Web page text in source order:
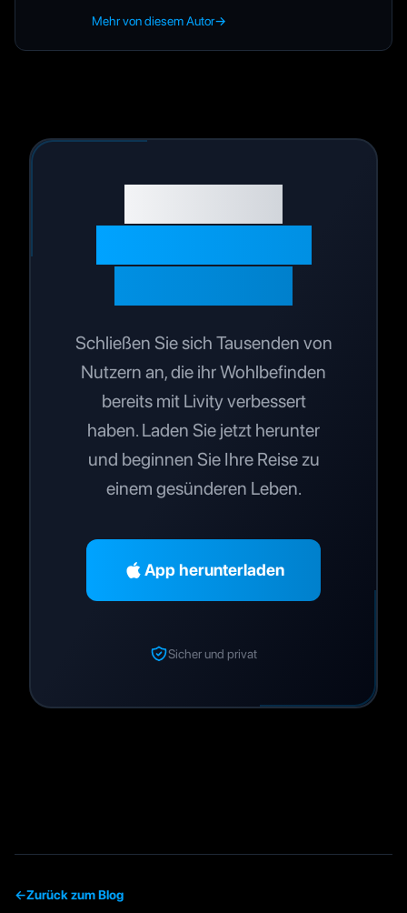
Mehr von diesem Autor→
Schließen Sie sich Tausenden von
Nutzern an, die ihr Wohlbefinden
bereits mit Livity verbessert
haben. Laden Sie jetzt herunter
und beginnen Sie Ihre Reise zu
einem gesünderen Leben.
App herunterladen
Sicher und privat
←Zurück zum Blog